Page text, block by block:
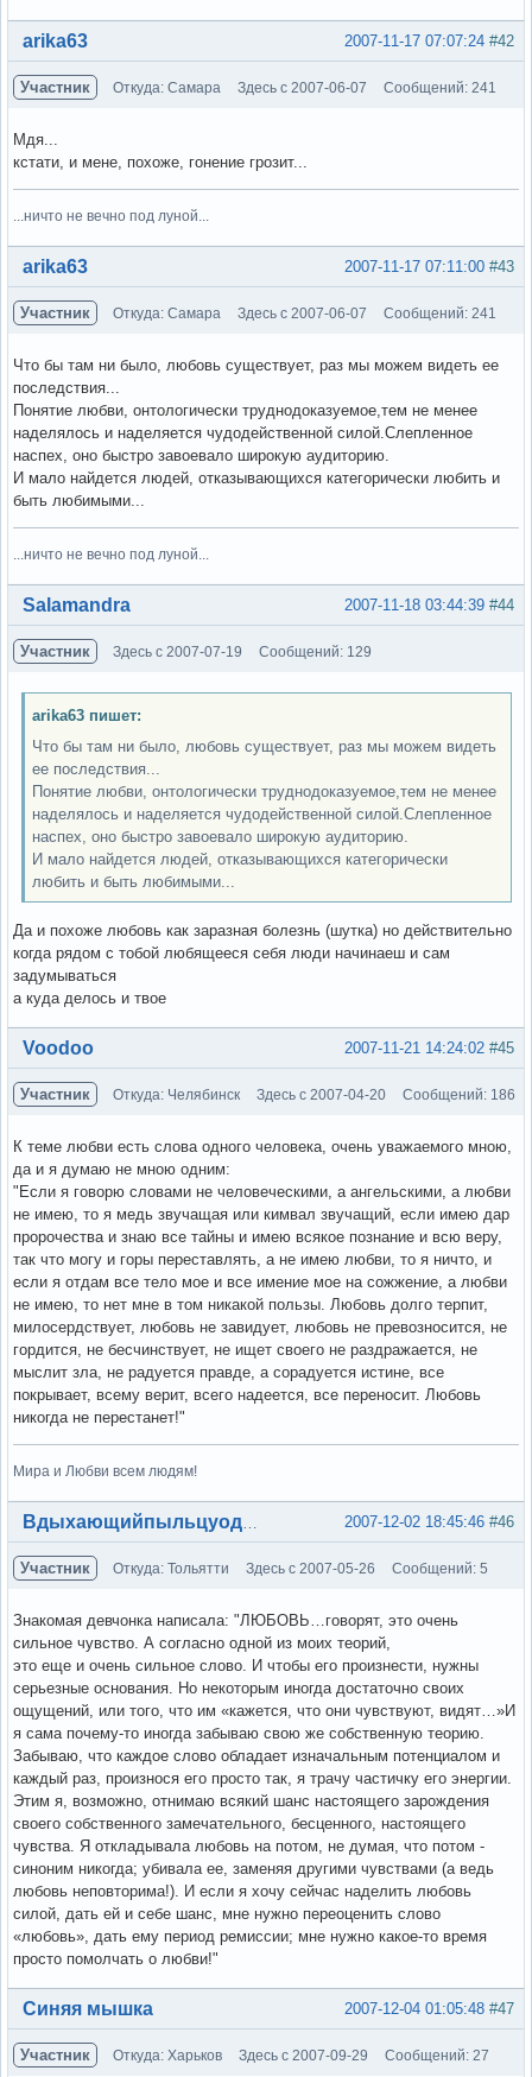
Вне форума #42
2007-11-17 07:07:24
arika63
Участник Откуда: Самара Здесь с 2007-06-07 Сообщений: 241
Мдя...
кстати, и мене, похоже, гонение грозит...
...ничто не вечно под луной...
Вне форума #43
2007-11-17 07:11:00
arika63
Участник Откуда: Самара Здесь с 2007-06-07 Сообщений: 241
Что бы там ни было, любовь существует, раз мы можем видеть ее
последствия...
Понятие любви, онтологически труднодоказуемое,тем не менее
наделялось и наделяется чудодейственной силой.Слепленное
наспех, оно быстро завоевало широкую аудиторию.
И мало найдется людей, отказывающихся категорически любить и
быть любимыми...
...ничто не вечно под луной...
Вне форума #44
2007-11-18 03:44:39
Salamandra
Участник Здесь с 2007-07-19 Сообщений: 129
arika63 пишет:
Что бы там ни было, любовь существует, раз мы можем видеть
ее последствия...
Понятие любви, онтологически труднодоказуемое,тем не менее
наделялось и наделяется чудодейственной силой.Слепленное
наспех, оно быстро завоевало широкую аудиторию.
И мало найдется людей, отказывающихся категорически
любить и быть любимыми...
Да и похоже любовь как заразная болезнь (шутка) но действительно
когда рядом с тобой любящееся себя люди начинаеш и сам
задумываться
а куда делось и твое
Вне форума #45
2007-11-21 14:24:02
Voodoo
Участник Откуда: Челябинск Здесь с 2007-04-20 Сообщений: 186
К теме любви есть слова одного человека, очень уважаемого мною,
да и я думаю не мною одним:
"Если я говорю словами не человеческими, а ангельскими, а любви
не имею, то я медь звучащая или кимвал звучащий, если имею дар
пророчества и знаю все тайны и имею всякое познание и всю веру,
так что могу и горы переставлять, а не имею любви, то я ничто, и
если я отдам все тело мое и все имение мое на сожжение, а любви
не имею, то нет мне в том никакой пользы. Любовь долго терпит,
милосердствует, любовь не завидует, любовь не превозносится, не
гордится, не бесчинствует, не ищет своего не раздражается, не
мыслит зла, не радуется правде, а сорадуется истине, все
покрывает, всему верит, всего надеется, все переносит. Любовь
никогда не перестанет!"
Мира и Любви всем людям!
Вне форума #46
2007-12-02 18:45:46
Участник Откуда: Тольятти Здесь с 2007-05-26 Сообщений: 5
Знакомая девчонка написала: "ЛЮБОВЬ…говорят, это очень
сильное чувство. А согласно одной из моих теорий,
это еще и очень сильное слово. И чтобы его произнести, нужны
серьезные основания. Но некоторым иногда достаточно своих
ощущений, или того, что им «кажется, что они чувствуют, видят…»И
я сама почему-то иногда забываю свою же собственную теорию.
Забываю, что каждое слово обладает изначальным потенциалом и
каждый раз, произнося его просто так, я трачу частичку его энергии.
Этим я, возможно, отнимаю всякий шанс настоящего зарождения
своего собственного замечательного, бесценного, настоящего
чувства. Я откладывала любовь на потом, не думая, что потом -
синоним никогда; убивала ее, заменяя другими чувствами (а ведь
любовь неповторима!). И если я хочу сейчас наделить любовь
силой, дать ей и себе шанс, мне нужно переоценить слово
«любовь», дать ему период ремиссии; мне нужно какое-то время
просто помолчать о любви!"
Вне форума #47
2007-12-04 01:05:48
Синяя мышка
Участник Откуда: Харьков Здесь с 2007-09-29 Сообщений: 27